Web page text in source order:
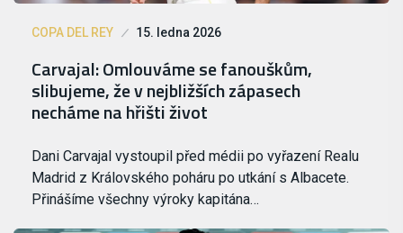
COPA DEL REY 15. ledna 2026
Carvajal: Omlouváme se fanouškům,
slibujeme, že v nejbližších zápasech
necháme na hřišti život
Dani Carvajal vystoupil před médii po vyřazení Realu
Madrid z Královského poháru po utkání s Albacete.
Přinášíme všechny výroky kapitána…